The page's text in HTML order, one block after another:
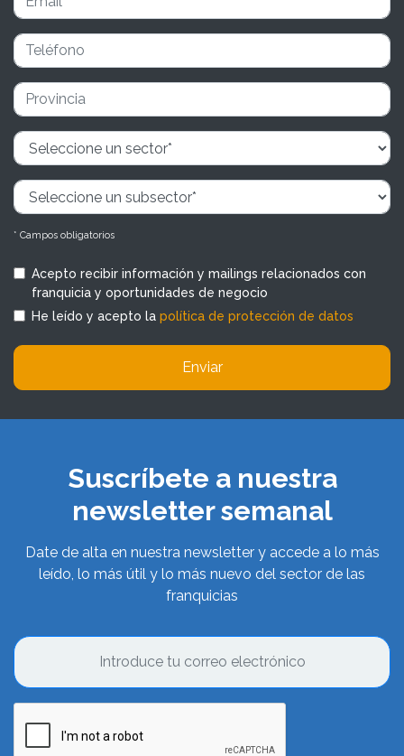
* Campos obligatorios
Acepto recibir información y mailings relacionados con
franquicia y oportunidades de negocio
He leído y acepto la política de protección de datos
Enviar
Suscríbete a nuestra
newsletter semanal
Date de alta en nuestra newsletter y accede a lo más
leído, lo más útil y lo más nuevo del sector de las
franquicias